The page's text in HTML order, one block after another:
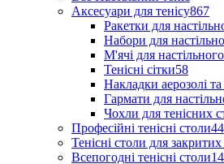
Аксесуари для тенісу867
Ракетки для
Набори для
М'ячі для
Тенісні сітки58
Накладки аерозолі
Гармати для
Чохли для тенісних
Професійні тенісні столи44
Тенісні столи для
Всепогодні тенісні столи